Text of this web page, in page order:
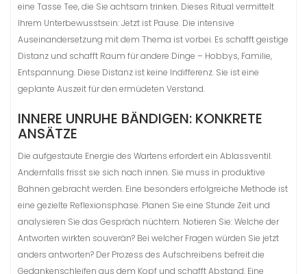
eine Tasse Tee, die Sie achtsam trinken. Dieses Ritual vermittelt
Ihrem Unterbewusstsein: Jetzt ist Pause. Die intensive
Auseinandersetzung mit dem Thema ist vorbei. Es schafft geistige
Distanz und schafft Raum für andere Dinge – Hobbys, Familie,
Entspannung. Diese Distanz ist keine Indifferenz. Sie ist eine
geplante Auszeit für den ermüdeten Verstand.
INNERE UNRUHE BÄNDIGEN: KONKRETE
ANSÄTZE
Die aufgestaute Energie des Wartens erfordert ein Ablassventil.
Andernfalls frisst sie sich nach innen. Sie muss in produktive
Bahnen gebracht werden. Eine besonders erfolgreiche Methode ist
eine gezielte Reflexionsphase. Planen Sie eine Stunde Zeit und
analysieren Sie das Gespräch nüchtern. Notieren Sie: Welche der
Antworten wirkten souverän? Bei welcher Fragen würden Sie jetzt
anders antworten? Der Prozess des Aufschreibens befreit die
Gedankenschleifen aus dem Kopf und schafft Abstand. Eine